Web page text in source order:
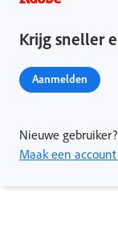
Krijg sneller
Aanmelden
Nieuwe gebruiker?
Maak een account